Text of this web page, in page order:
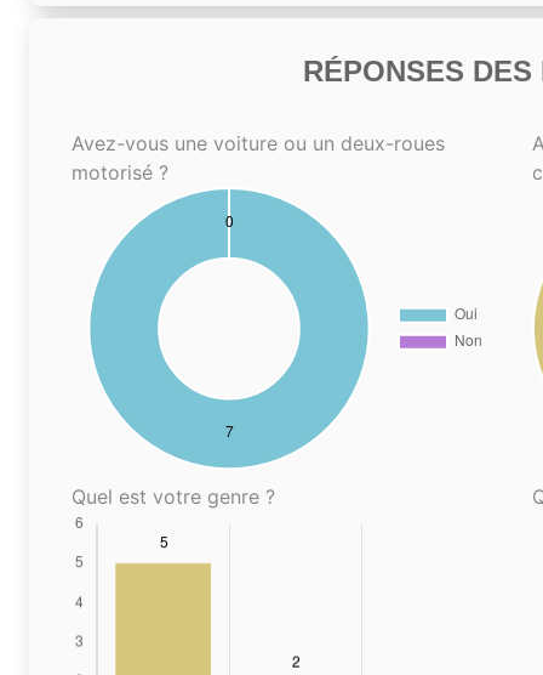
RÉPONSES
Avez-vous une voiture ou un deux-roues
motorisé ?
Quel est votre genre ?